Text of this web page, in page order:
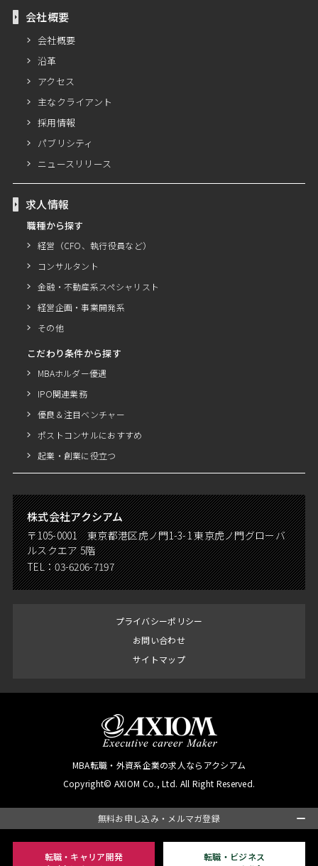
無料お申し込み・メルマガ登録
転職・キャリア開発 転職・ビジネス
会社概要
会社概要
沿革
アクセス
主なクライアント
採用情報
パブリシティ
ニュースリリース
求人情報
職種から探す
経営（CFO、執行役員など）
コンサルタント
金融・不動産系スペシャリスト
経営企画・事業開発系
その他
こだわり条件から探す
MBAホルダー優遇
IPO関連業務
優良＆注目ベンチャー
ポストコンサルにおすすめ
起業・創業に役立つ
株式会社アクシアム
〒105-0001 東京都港区虎ノ門1-3-1 東京虎ノ門グローバ
ルスクエア 5階
TEL：03-6206-7197
プライバシーポリシー
お問い合わせ
サイトマップ
MBA転職・外資系企業の求人ならアクシアム
Copyright© AXIOM Co., Ltd. All Right Reserved.